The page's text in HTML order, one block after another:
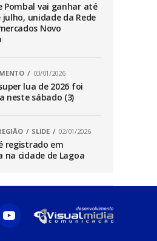
Pombal vai ganhar até
unidade da Rede
Novo
03/01/2026
lua de 2026 foi
neste sábado (3)
SLIDE 02/01/2026
registrado em
na cidade de Lagoa